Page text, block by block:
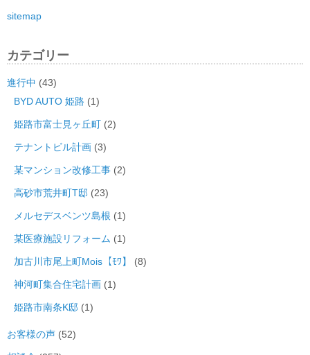
sitemap
カテゴリー
進行中 (43)
BYD AUTO 姫路 (1)
姫路市富士見ヶ丘町 (2)
テナントビル計画 (3)
某マンション改修工事 (2)
高砂市荒井町T邸 (23)
メルセデスベンツ島根 (1)
某医療施設リフォーム (1)
加古川市尾上町Mois【ﾓﾜ】 (8)
神河町集合住宅計画 (1)
姫路市南条K邸 (1)
お客様の声 (52)